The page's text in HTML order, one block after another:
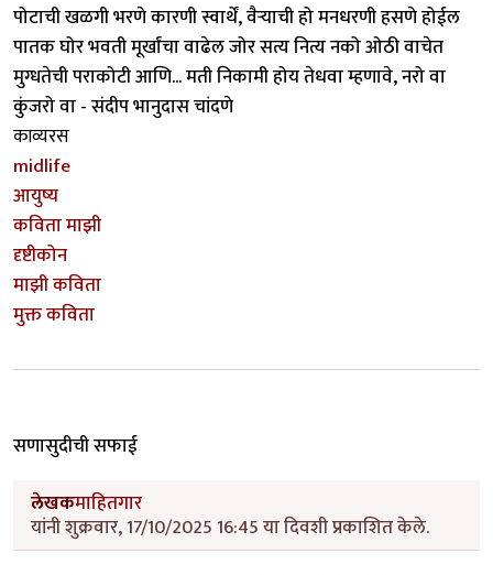
पोटाची खळगी भरणे कारणी स्वार्थें, वैऱ्याची हो मनधरणी हसणे होईल
पातक घोर भवती मूर्खांचा वाढेल जोर सत्य नित्य नको ओठी वाचेत
मुग्धतेची पराकोटी आणि... मती निकामी होय तेधवा म्हणावे, नरो वा
कुंजरो वा - संदीप भानुदास चांदणे
काव्यरस
midlife
आयुष्य
कविता माझी
दृष्टीकोन
माझी कविता
मुक्त कविता
सणासुदीची सफाई
लेखकमाहितगार
यांनी शुक्रवार, 17/10/2025 16:45 या दिवशी प्रकाशित केले.